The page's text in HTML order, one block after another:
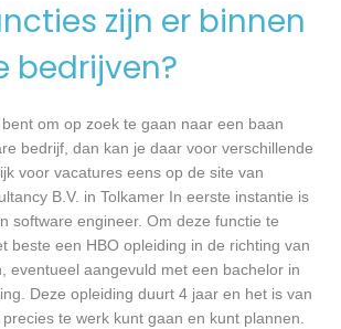
zijn er binnen
bedrijven?
om op zoek te gaan naar een baan
bedrijf, dan kan je daar voor verschillende
voor vacatures eens op de site van
B.V. in Tolkamer In eerste instantie is
software engineer. Om deze functie te
beste een HBO opleiding in de richting van
eventueel aangevuld met een bachelor in
Deze opleiding duurt 4 jaar en het is van
te werk kunt gaan en kunt plannen.